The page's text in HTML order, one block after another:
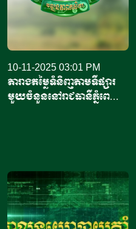
10-11-2025 03:01 PM
តារាងតម្លៃទំនិញតាមទីផ្សារ
មួយចំនួននៅរាជធានីភ្នំពេញ